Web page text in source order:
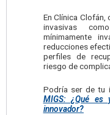
En Clínica
invasivas
mínimamente
reducciones
perfiles de
riesgo de
Podría ser de tu
MIGS: ¿Qué es
innovador?